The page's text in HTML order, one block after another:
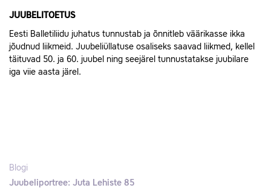
JUUBELITOETUS
Eesti Balletiliidu juhatus tunnustab ja õnnitleb väärikasse ikka
jõudnud liikmeid. Juubeliüllatuse osaliseks saavad liikmed, kellel
täituvad 50. ja 60. juubel ning seejärel tunnustatakse juubilare
iga viie aasta järel.
Blogi
Juubeliportree: Juta Lehiste 85